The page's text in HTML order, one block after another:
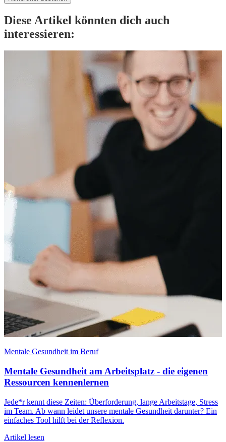
Diese Artikel könnten dich auch
interessieren:
Mentale Gesundheit im Beruf
Mentale Gesundheit am Arbeitsplatz - die eigenen
Ressourcen kennenlernen
Jede*r kennt diese Zeiten: Überforderung, lange Arbeitstage, Stress
im Team. Ab wann leidet unsere mentale Gesundheit darunter? Ein
einfaches Tool hilft bei der Reflexion.
Artikel lesen